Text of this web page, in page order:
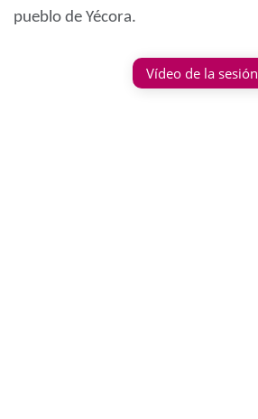
pueblo de Yécora.
Vídeo de la sesión